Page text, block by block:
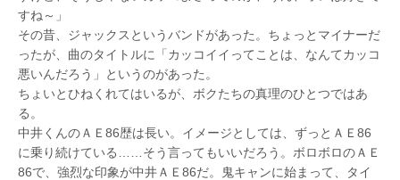
すね～」
その昔、ジャックスというバンドがあった。ちょっとマイナーだ
ったが、曲のタイトルに「カッコイイってことは、なんてカッコ
悪いんだろう」というのがあった。
ちょいとひねくれてはいるが、ボクたちの真理のひとつではあ
る。
中井くんのＡＥ86歴は長い。イメージとしては、ずっとＡＥ86
に乗り続けている……そう言ってもいいだろう。ボロボロのＡＥ
86で、強烈な印象が中井ＡＥ86だ。鬼キャンに始まって、タイ